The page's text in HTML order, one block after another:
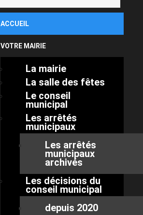
ACCUEIL
VOTRE MAIRIE
La mairie
La salle des fêtes
Le conseil
municipal
Les arrêtés
municipaux
Les arrêtés
municipaux
archivés
Les décisions du
conseil municipal
depuis 2020